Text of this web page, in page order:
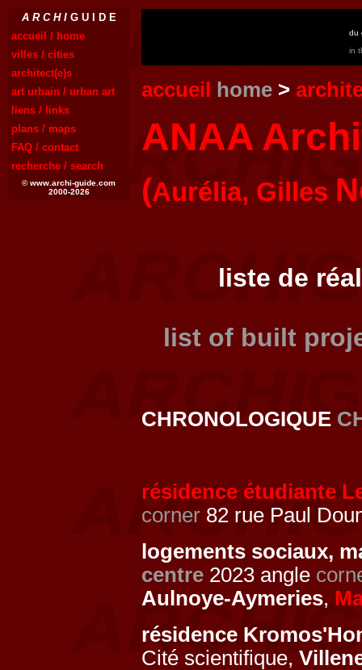
A R C H IG U I D E
accueil / home
villes / cities
architect(e)s
art urbain / urban art
liens / links
plans / maps
FAQ / contact
recherche / search
© www.archi-guide.com
2000-2026
du
in
accueil home >
ANAA
(Aurélia, Gilles
liste de
list of built
CHRONOLOGIQUE
résidence étudiante
corner 82 rue Paul
logements sociaux,
centre 2023 angle
Aulnoye-Aymeries,
résidence
Cité scientifique,